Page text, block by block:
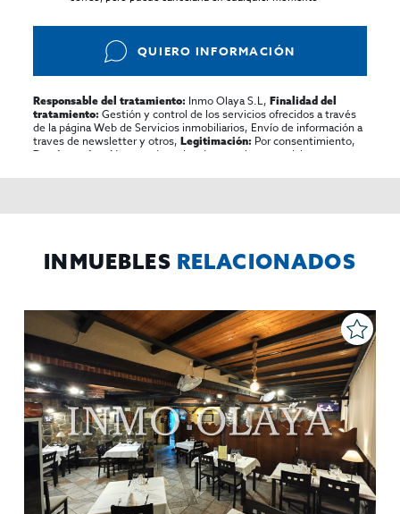
QUIERO INFORMACIÓN
Responsable del tratamiento: Inmo Olaya S.L,Finalidad del
tratamiento: Gestión y control de los servicios ofrecidos a través
de la página Web de Servicios inmobiliarios, Envío de información a
traves de newsletter y otros,Legitimación: Por consentimiento,
Destinatarios:
No se cederan los datos, salvo para elaborar
rectificar y suprimir los datos, solicitar la portabilidad de los
INMUEBLES RELACIONADOS